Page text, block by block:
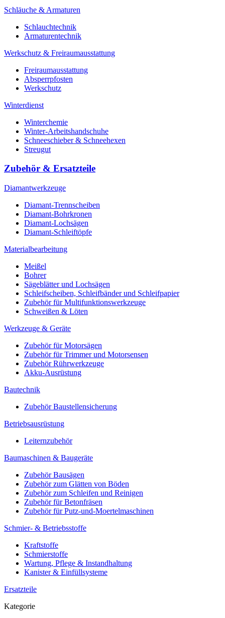
Schläuche & Armaturen
Schlauchtechnik
Armaturentechnik
Werkschutz & Freiraumausstattung
Freiraumausstattung
Absperrpfosten
Werkschutz
Winterdienst
Winterchemie
Winter-Arbeitshandschuhe
Schneeschieber & Schneehexen
Streugut
Zubehör & Ersatzteile
Diamantwerkzeuge
Diamant-Trennscheiben
Diamant-Bohrkronen
Diamant-Lochsägen
Diamant-Schleiftöpfe
Materialbearbeitung
Meißel
Bohrer
Sägeblätter und Lochsägen
Schleifscheiben, Schleifbänder und Schleifpapier
Zubehör für Multifunktionswerkzeuge
Schweißen & Löten
Werkzeuge & Geräte
Zubehör für Motorsägen
Zubehör für Trimmer und Motorsensen
Zubehör Rührwerkzeuge
Akku-Ausrüstung
Bautechnik
Zubehör Baustellensicherung
Betriebsausrüstung
Leiternzubehör
Baumaschinen & Baugeräte
Zubehör Bausägen
Zubehör zum Glätten von Böden
Zubehör zum Schleifen und Reinigen
Zubehör für Betonfräsen
Zubehör für Putz-und-Moertelmaschinen
Schmier- & Betriebsstoffe
Kraftstoffe
Schmierstoffe
Wartung, Pflege & Instandhaltung
Kanister & Einfüllsysteme
Ersatzteile
Kategorie